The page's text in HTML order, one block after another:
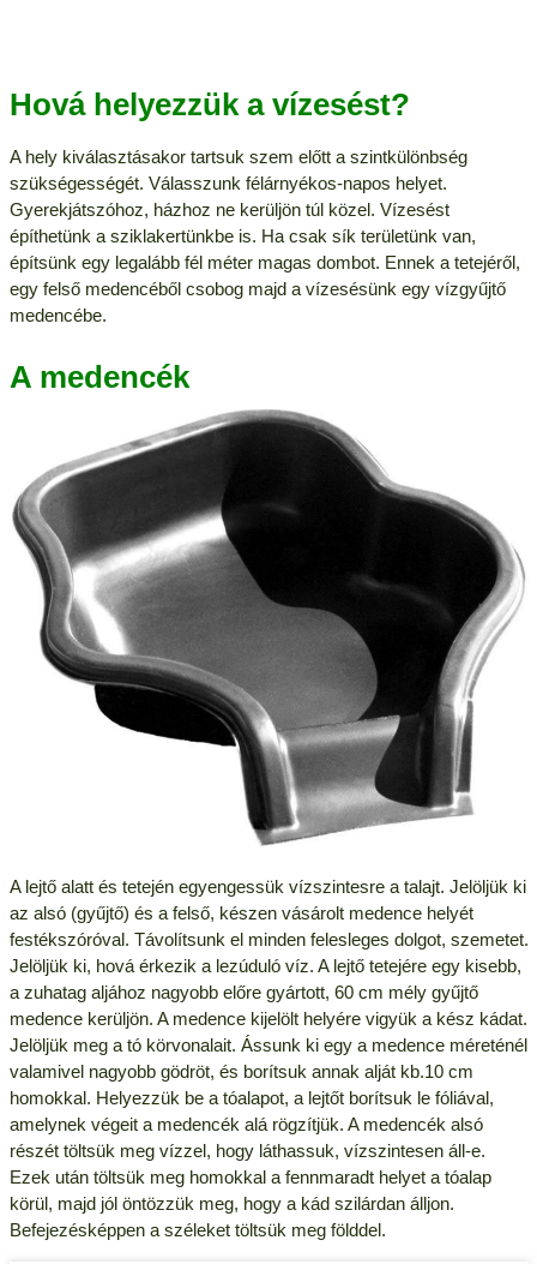
Hová helyezzük a vízesést?
A hely kiválasztásakor tartsuk szem előtt a szintkülönbség
szükségességét. Válasszunk félárnyékos-napos helyet.
Gyerekjátszóhoz, házhoz ne kerüljön túl közel. Vízesést
építhetünk a sziklakertünkbe is. Ha csak sík területünk van,
építsünk egy legalább fél méter magas dombot. Ennek a tetejéről,
egy felső medencéből csobog majd a vízesésünk egy vízgyűjtő
medencébe.
A medencék
A lejtő alatt és tetején egyengessük vízszintesre a talajt. Jelöljük ki
az alsó (gyűjtő) és a felső, készen vásárolt medence helyét
festékszóróval. Távolítsunk el minden felesleges dolgot, szemetet.
Jelöljük ki, hová érkezik a lezúduló víz. A lejtő tetejére egy kisebb,
a zuhatag aljához nagyobb előre gyártott, 60 cm mély gyűjtő
medence kerüljön. A medence kijelölt helyére vigyük a kész kádat.
Jelöljük meg a tó körvonalait. Ássunk ki egy a medence méreténél
valamivel nagyobb gödröt, és borítsuk annak alját kb.10 cm
homokkal. Helyezzük be a tóalapot, a lejtőt borítsuk le fóliával,
amelynek végeit a medencék alá rögzítjük. A medencék alsó
részét töltsük meg vízzel, hogy láthassuk, vízszintesen áll-e.
Ezek után töltsük meg homokkal a fennmaradt helyet a tóalap
körül, majd jól öntözzük meg, hogy a kád szilárdan álljon.
Befejezésképpen a széleket töltsük meg földdel.